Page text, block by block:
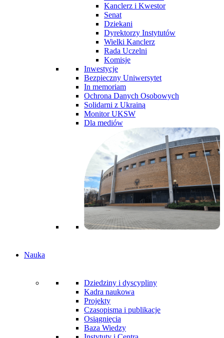
Kanclerz i Kwestor
Senat
Dziekani
Dyrektorzy Instytutów
Wielki Kanclerz
Rada Uczelni
Komisje
Inwestycje
Bezpieczny Uniwersytet
In memoriam
Ochrona Danych Osobowych
Solidarni z Ukrainą
Monitor UKSW
Dla mediów
Nauka
Dziedziny i dyscypliny
Kadra naukowa
Projekty
Czasopisma i publikacje
Osiągnięcia
Baza Wiedzy